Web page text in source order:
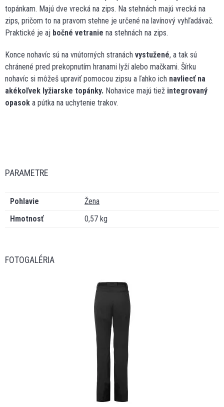
topánkam. Majú dve vrecká na zips. Na stehnách majú vrecká na
zips, pričom to na pravom stehne je určené na lavínový vyhľadávač.
Praktické je aj bočné vetranie na stehnách na zips.
Konce nohavíc sú na vnútorných stranách vystužené, a tak sú
chránené pred prekopnutím hranami lyží alebo mačkami. Šírku
nohavíc si môžeš upraviť pomocou zipsu a ľahko ich navliecť na
akékoľvek lyžiarske topánky. Nohavice majú tiež integrovaný
opasok a pútka na uchytenie trakov.
PARAMETRE
Pohlavie
Žena
Hmotnosť
0,57 kg
FOTOGALÉRIA